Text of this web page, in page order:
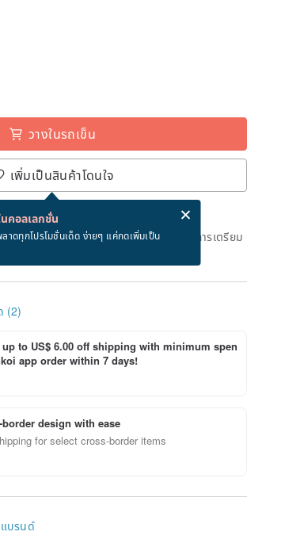
วางในรถเข็น
เพิ่มเป็นสินค้าโดนใจ
นคอลเลกชั่น
าดทุกโปรโมชั่นเด็ด ง่ายๆ แค่กดเพิ่มเป็น
ฟรีเมื่อซื้อสินค้า!
สินค้า จะใช้เวลาประมาณ 5 วันทางการในการเตรียม
(2)
up to US$ 6.00 off shipping with minimum spen
app order within 7 days!
design with ease
for select cross-border items
บรนด์